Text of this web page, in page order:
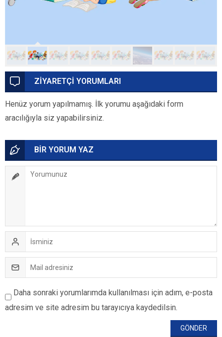
ZİYARETÇİ YORUMLARI
Henüz yorum yapılmamış. İlk yorumu aşağıdaki form
aracılığıyla siz yapabilirsiniz.
BİR YORUM YAZ
Daha sonraki yorumlarımda kullanılması için adım, e-posta
adresim ve site adresim bu tarayıcıya kaydedilsin.